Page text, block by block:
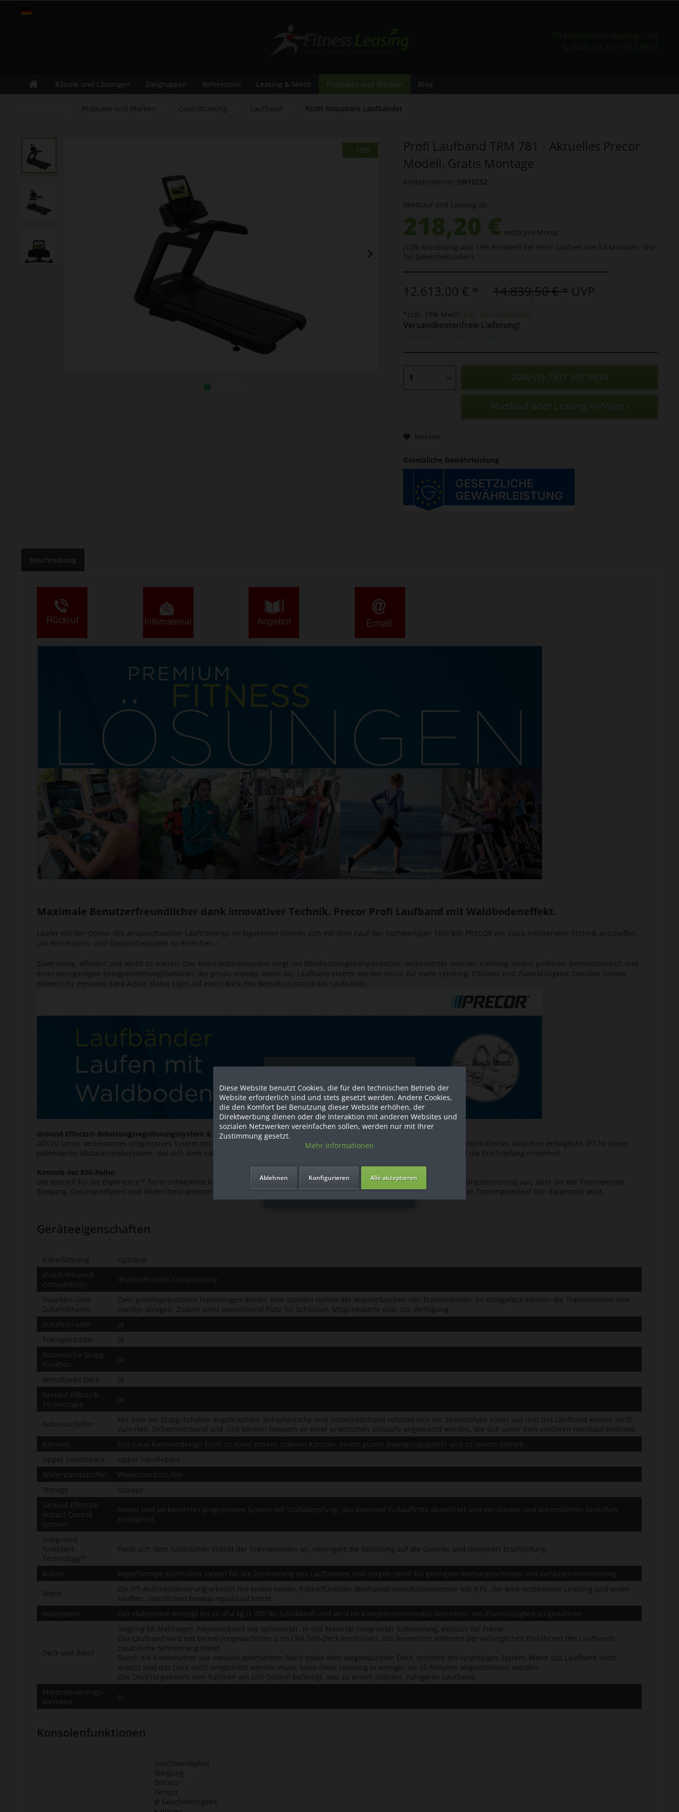
Räume und Lösungen Zielgruppen Referenzen Leasing & Miete Produkte und Marken Blog
Produkte und Marken Cardiotraining Laufband Nicht klappbare Laufbänder
- 15%
Profi Laufband TRM 781 - Aktuelles Precor
Modell. Gratis Montage
Artikelnummer SW10252
Mietkauf und Leasing ab
218,20 € netto pro Monat
(10% Anzahlung und 15% Restwert bei einer Laufzeit von 54 Monaten. Nur
für Gewerbekunden)
12.613,00 € * 14.839,50 € * UVP
*zzgl. 19% MwSt. zzgl. Versandkosten
Versandkostenfreie Lieferung!
0049 (0) 7931 992 9834
Mietkauf oder Leasing Anfrage
Merken
Gesetzliche Gewährleistung
Beschreibung
Maximale Benutzerfreundlicher dank innovativer Technik. Precor Profi Laufband mit Waldbodeneffekt.
Läufer mit der Option des anspruchsvollen Lauftrainings im Eigenheim können sich mit dem Kauf des hochwertigen TRM 835 PRECOR ein Stück meistervolle Technik anschaffen,
um ihre Fitness- und Gesundheitsziele zu erreichen.
Zuverlässig, effizient und leicht zu warten: Das Motorantriebssystem sorgt mit Blindleistungskompensation, verbesserter interner Kühlung, einem größeren Betriebsbereich und
einer einzigartigen Energiemittelungsfunktion, die genau anzeigt, wann das Laufband ersetzt werden muss, für mehr Leistung, Effizienz und Zuverlässigkeit. Darüber hinaus
erkennt Ihr Personal dank Active Status Light auf einen Blick den Betriebszustand des Laufbands.
Ground Effects®-Belastungsregulierungssystem & Integrated Footplant Technology™:
GFX ist unser verbessertes progressives System mit Stoßdämpfung, das intensive Fußauftritte absorbiert und ein starkes und kontrolliertes Abstoßen ermöglicht. IFT ist unser
patentiertes Motorantriebssystem, das sich dem natürlichen Laufschritt anpasst, die Belastung auf die Gelenke verringert und die Erschöpfung minimiert.
Konsole der 830-Reihe:
Die speziell für die Experience™-Serie entwickelte Konsole der 830-Reihe zeichnet sich durch eine benutzerfreundliche Bewegungssteuerung aus, über die der Trainierende
Steigung, Geschwindigkeit und Widerstand jederzeit selbst justieren kann. Dabei nutzt die Konsole ein LED-Display, auf dem der Trainingsverlauf klar dargestellt wird.
Geräteeigenschaften
Kabelführung
Optional
iPod®/iPhone®
Compatibility
iPod®/iPhone® Compatibility
Flaschen- und
Zubehörhalter
Zwei gummigepolsterte Halterungen dienen zum stabilen Halten der Wasserflaschen von Trainierenden. Im Ablagefach können die Trainierenden ihre
Handys ablegen. Zudem steht ausreichend Platz für Schlüssel, Mitgliedskarte usw. zur Verfügung.
Zubehörhalter
Ja
Transporträder
Ja
Automische Stopp-
Funktion
Ja
Wendbares Deck
Ja
Ground Effects®-
Technologie
Ja
Notausschalter
Mit dem am Stopp-Schalter angebrachten Sicherheitsclip und Sicherheitsband schaltet sich die Stromzufuhr sofort aus und das Laufband kommt sanft
zum Halt. Sicherheitsband und -clip können bequem an einer praktischen Schlaufe angebracht werden, die sich unter dem vorderen Handlauf befindet.
Rahmen
Das neue Rahmendesign führt zu einer extrem stabilen Konsole, einem gutem Bewegungsgefühl und zu leisem Betrieb.
Upper handlebars
Upper handlebars
Widerstandsstufen
Widerstandsstufen
Storage
Storage
Ground Effects®
Impact Control
System
Neues und verbessertes progressives System mit Stoßdämpfung, das intensive Fußauftritte absorbiert und ein starkes und kontrolliertes Abstoßen
ermöglicht.
Integrated
Footplant
Technology™
Passt sich dem natürlichen Schritt der Trainierenden an, verringert die Belastung auf die Gelenke und minimiert Erschöpfung.
Rollen Kegelförmige Stahlrollen sorgen für die Zentrierung des Laufbandes und sorgen somit für geringere Wartungsarbeiten und Geräuschminimierung.
Motor
Die IFT-Antriebssteuerung arbeitet mit einem neuen, hocheffizienten Wechselstrominduktionsmotor mit 4 PS, der eine verbesserte Leistung und einen
sanften, natürlichen Bewegungsablauf bietet.
Hubsystem
Das Hubsystem erzeugt bis zu 454 kg (1.000 lb) Schubkraft und wird im Kompressionsmodus betrieben, um Zuverlässigkeit zu gewähren.
Deck und Band
Seigling E8-Mehrlagen-Polyesterband mit optimierter, in das Material integrierter Schmierung, exklusiv für Precor.
Das Laufband wird mit einem vorgewachsten 2 cm (3/4 Zoll)-Deck kombiniert, das besonders während der anfänglichen Einfahrzeit des Laufbands
zusätzliche Schmierung bietet.
Durch die Kombination aus exklusiv optimiertem Band sowie dem vorgewachsten Deck, entsteht ein langlebiges System. Wenn das Laufband nicht
ersetzt und das Deck nicht umgedreht werden muss, kann diese Leistung in weniger als 20 Minuten abgeschlossen werden.
Das Deck ist getrennt vom Rahmen am GFX-System befestigt, was zu einem stabilen, ruhigeren Laufband.
Motorsteuerungs-
korrektur
Ja
Konsolenfunktionen
Geschwindigkeit
Steigung
Distanz
Tempo
Ø Geschwindigkeit
Diese Website benutzt Cookies, die für den technischen Betrieb der
Website erforderlich sind und stets gesetzt werden. Andere Cookies,
die den Komfort bei Benutzung dieser Website erhöhen, der
Direktwerbung dienen oder die Interaktion mit anderen Websites und
sozialen Netzwerken vereinfachen sollen, werden nur mit Ihrer
Zustimmung gesetzt.
Mehr Informationen
Ablehnen Alle akzeptieren
Konfigurieren
Sind Sie als Firma hier?
Dies ist ein Händler Shop, Preise
werden in NETTO ausgespielt!
Ja ich bin eine Firma